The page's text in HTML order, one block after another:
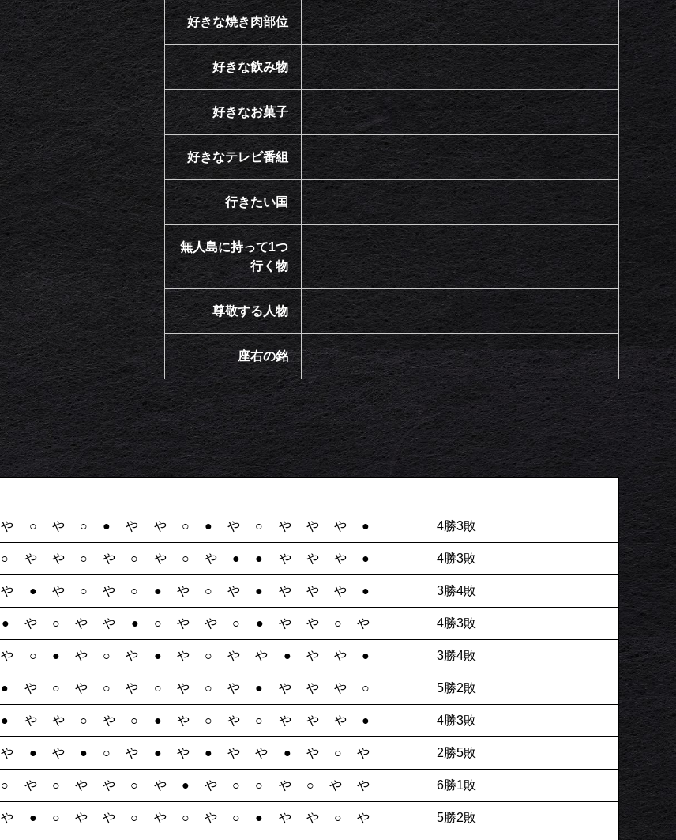
好きな焼き肉部位
好きな飲み物
好きなお菓子
好きなテレビ番組
行きたい国
無人島に持って1つ
行く物
尊敬する人物
座右の銘
や○や○●やや○●や○ややや● 4勝3敗
○やや○や○や○や●●ややや● 4勝3敗
や●や○や○●や○や●ややや● 3勝4敗
●や○やや●○やや○●やや○や 4勝3敗
や○●や○や●や○やや●やや● 3勝4敗
●や○や○や○や○や●ややや○ 5勝2敗
●やや○や○●や○や○ややや● 4勝3敗
や●や●○や●や●やや●や○や 2勝5敗
○や○やや○や●や○○や○やや 6勝1敗
や●○やや○や○や○●やや○や 5勝2敗